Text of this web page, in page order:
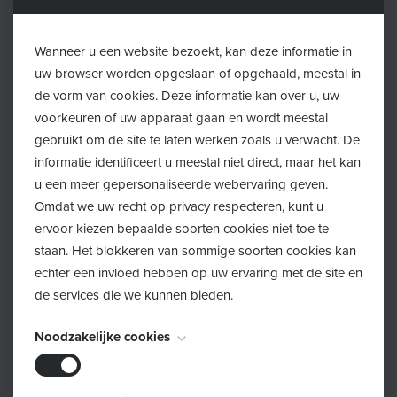
Voor wie?
Welkom aan alle baby’s tussen zes weken en zes
maanden oud, vergezeld van mama of papa.
Wat breng je mee?
- Drie handdoeken
- Luier(s)
- Een neutrale babyolie, bv. amandelolie
Inschrijven
Schrijf je in!
Wanneer u een website bezoekt, kan deze informatie in
uw browser worden opgeslaan of opgehaald, meestal in
de vorm van cookies. Deze informatie kan over u, uw
voorkeuren of uw apparaat gaan en wordt meestal
gebruikt om de site te laten werken zoals u verwacht. De
informatie identificeert u meestal niet direct, maar het kan
u een meer gepersonaliseerde webervaring geven.
Omdat we uw recht op privacy respecteren, kunt u
ervoor kiezen bepaalde soorten cookies niet toe te
staan. Het blokkeren van sommige soorten cookies kan
echter een invloed hebben op uw ervaring met de site en
de services die we kunnen bieden.
Noodzakelijke cookies